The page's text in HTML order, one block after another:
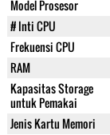
Model Prosesor
# Inti CPU
Frekuensi CPU
RAM
Kapasitas Storage
untuk Pemakai
Jenis Kartu Memori